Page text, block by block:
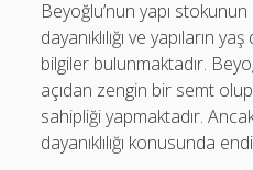
Beyoğlu’nun yapı
dayanıklılığı ve yapıların
bilgiler bulunmaktadır.
açıdan zengin bir semt
sahipliği yapmaktadır.
dayanıklılığı konusunda